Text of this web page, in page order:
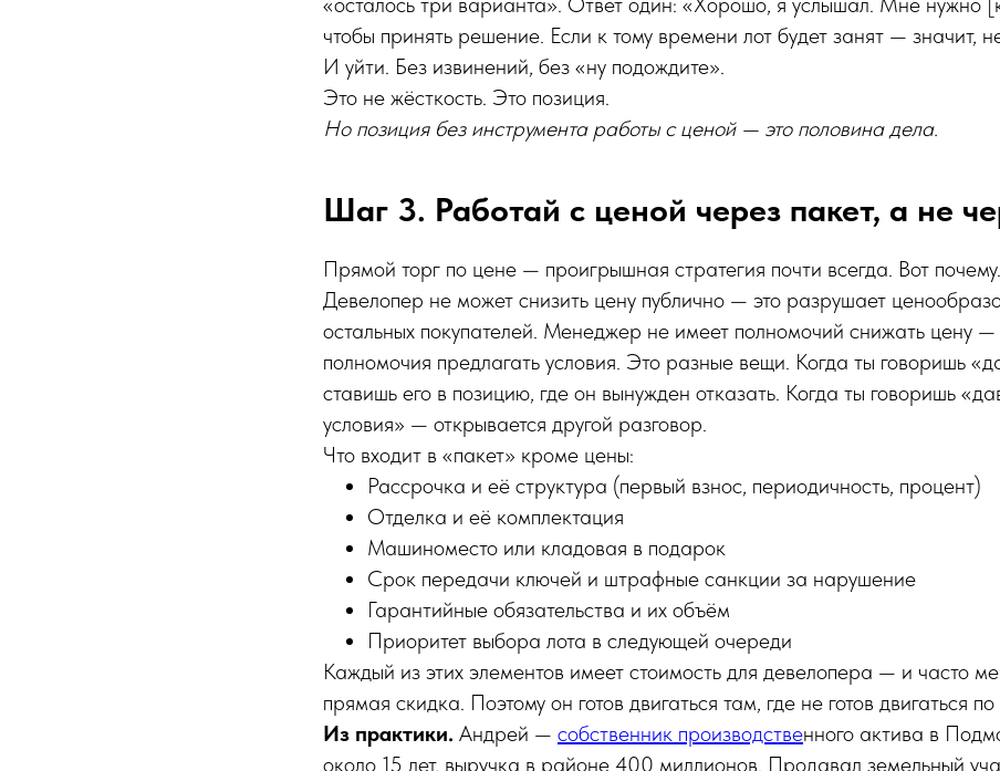
чтобы принять решение. Если к тому времени лот будет занят — значит,
И уйти. Без извинений, без «ну подождите».
Это не жёсткость. Это позиция.
Но позиция без инструмента работы с ценой — это половина дела.
Шаг 3. Работай с ценой через пакет, а не
Прямой торг по цене — проигрышная стратегия почти всегда. Вот почему.
Девелопер не может снизить цену публично — это разрушает
остальных покупателей. Менеджер не имеет полномочий снижать цену
полномочия предлагать условия. Это разные вещи. Когда ты говоришь
ставишь его в позицию, где он вынужден отказать. Когда ты говоришь
условия» — открывается другой разговор.
Что входит в «пакет» кроме цены:
Рассрочка и её структура (первый взнос, периодичность, процент)
Отделка и её комплектация
Машиноместо или кладовая в подарок
Срок передачи ключей и штрафные санкции за нарушение
Гарантийные обязательства и их объём
Приоритет выбора лота в следующей очереди
Каждый из этих элементов имеет стоимость для девелопера — и часто
прямая скидка. Поэтому он готов двигаться там, где не готов двигаться
Из практики. Андрей — собственник производственного актива в
около 15 лет, выручка в районе 400 миллионов. Продавал земельный